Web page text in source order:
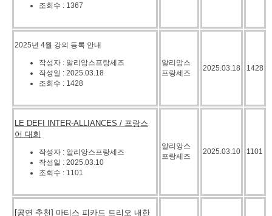
조회수 : 1367
2025년 4월 강의 등록 안내
작성자 : 알리앙스프랑세즈
작성일 : 2025.03.18
조회수 : 1428
알리앙스
프랑세즈
2025.03.18 1428
LE DEFI INTER-ALLIANCES / 프랑스
어 대회
작성자 : 알리앙스프랑세즈
작성일 : 2025.03.10
조회수 : 1101
알리앙스
프랑세즈
2025.03.10 1101
[공연 추천] 마티스 피카드 트리오 내한